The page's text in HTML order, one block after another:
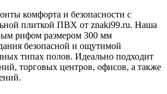
комфорта и безопасности с
плиткой ПВХ от znaki99.ru. Наша
рифом размером 300 мм
безопасной и ощутимой
типах полов. Идеально подходит
торговых центров, офисов, а также